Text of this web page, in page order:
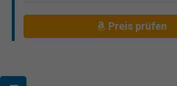
Preis prüfen